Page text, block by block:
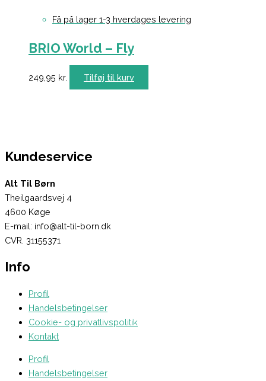
Få på lager 1-3 hverdages levering
BRIO World – Fly
249,95 kr. Tilføj til kurv
Kundeservice
Alt Til Børn
Theilgaardsvej 4
4600 Køge
E-mail: info@alt-til-born.dk
CVR. 31155371
Info
Profil
Handelsbetingelser
Cookie- og privatlivspolitik
Kontakt
Profil
Handelsbetingelser